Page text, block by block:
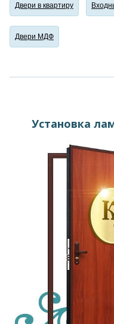
Двери в квартиру
Двери МДФ
Установка